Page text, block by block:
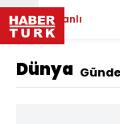
Canlı
Dünya